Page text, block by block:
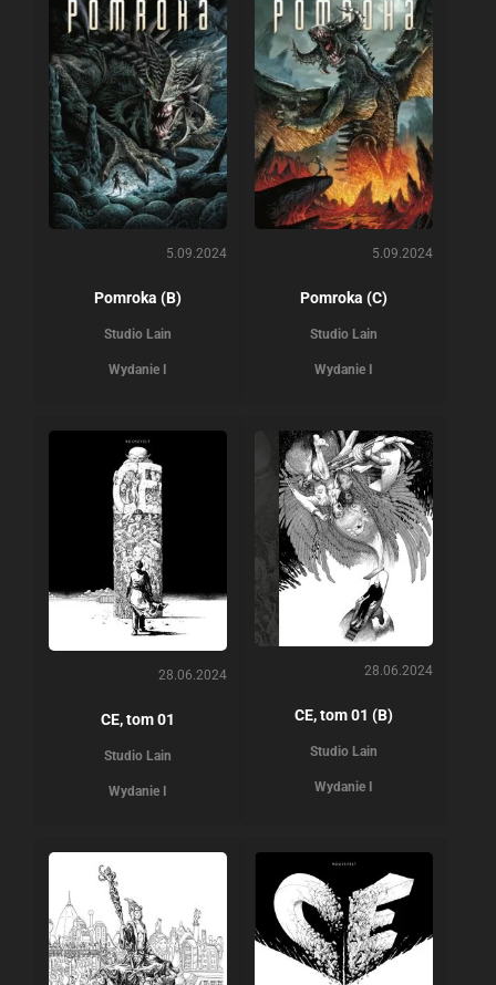
5.09.2024
Pomroka (B)
Studio Lain
Wydanie I
5.09.2024
Pomroka (C)
Studio Lain
Wydanie I
28.06.2024
CE, tom 01
Studio Lain
Wydanie I
28.06.2024
CE, tom 01 (B)
Studio Lain
Wydanie I